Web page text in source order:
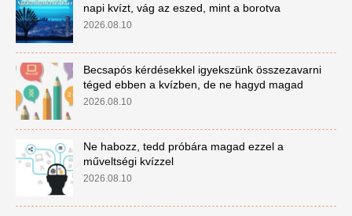
napi kvízt, vág az eszed, mint a borotva
2026.08.10
Becsapós kérdésekkel igyekszünk összezavarni
téged ebben a kvízben, de ne hagyd magad
2026.08.10
Ne habozz, tedd próbára magad ezzel a
műveltségi kvízzel
2026.08.10